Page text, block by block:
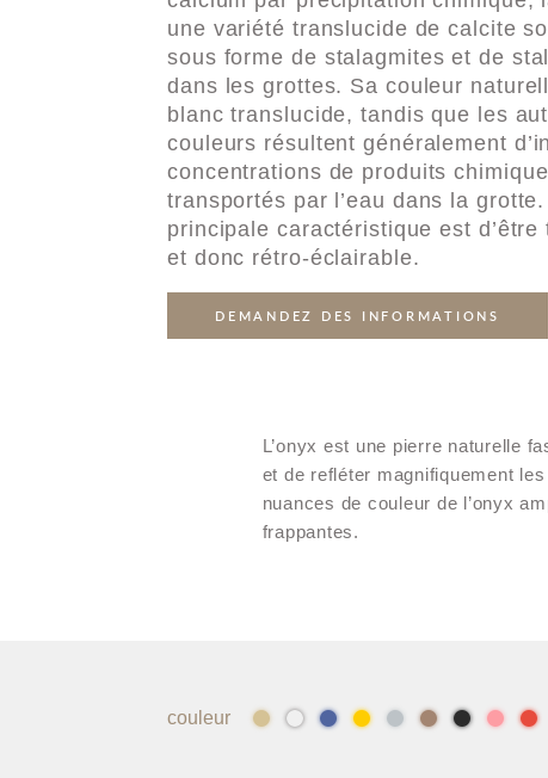
une variété translucide de calcite
sous forme de stalagmites et de
dans les grottes. Sa couleur
blanc translucide, tandis que les
couleurs résultent généralement
concentrations de produits
transportés par l’eau dans la
principale caractéristique est d’être
et donc rétro-éclairable.
DEMANDEZ DES INFORMATIONS
L’onyx est une pierre naturelle
et de refléter magnifiquement
nuances de couleur de l’onyx
frappantes.
couleur